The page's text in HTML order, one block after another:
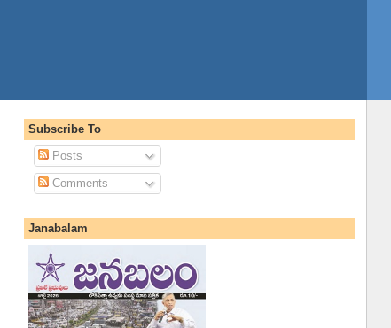
Subscribe To
Posts
Comments
Janabalam